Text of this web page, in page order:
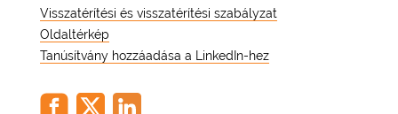
Visszatérítési és visszatérítési szabályzat
Oldaltérkép
Tanúsítvány hozzáadása a LinkedIn-hez